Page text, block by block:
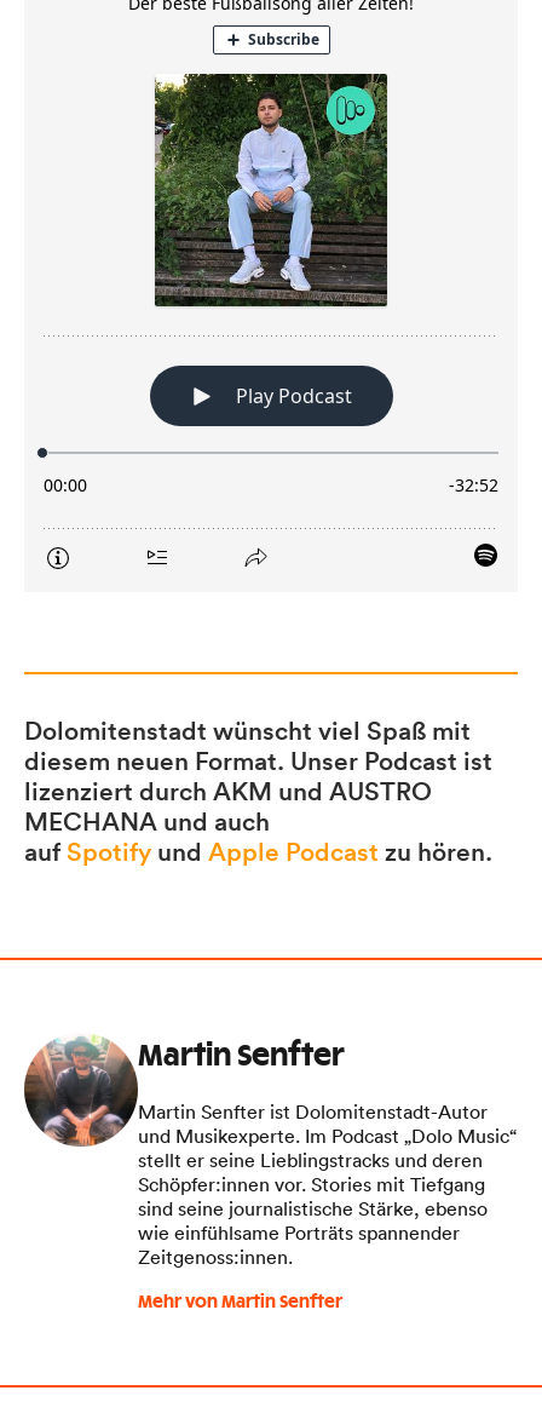
Dolomitenstadt wünscht viel Spaß mit
diesem neuen Format. Unser Podcast ist
lizenziert durch AKM und AUSTRO
MECHANA und auch
auf Spotify und Apple Podcast zu hören.
Martin Senfter
Martin Senfter ist Dolomitenstadt-Autor
und Musikexperte. Im Podcast „Dolo Music“
stellt er seine Lieblingstracks und deren
Schöpfer:innen vor. Stories mit Tiefgang
sind seine journalistische Stärke, ebenso
wie einfühlsame Porträts spannender
Zeitgenoss:innen.
Mehr von Martin Senfter